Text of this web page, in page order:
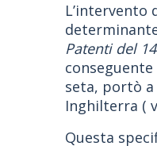
Patenti del
seta, portò
Inghilterra (
Questa